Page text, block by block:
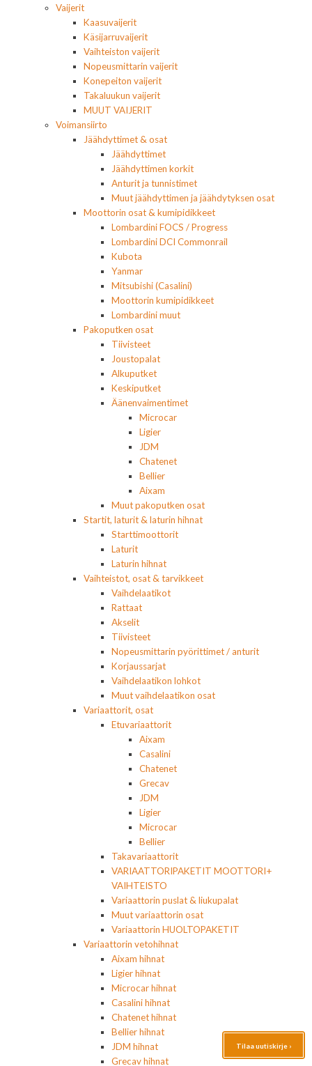
Vaijerit
Kaasuvaijerit
Käsijarruvaijerit
Vaihteiston vaijerit
Nopeusmittarin vaijerit
Konepeiton vaijerit
Takaluukun vaijerit
MUUT VAIJERIT
Voimansiirto
Jäähdyttimet & osat
Jäähdyttimet
Jäähdyttimen korkit
Anturit ja tunnistimet
Muut jäähdyttimen ja jäähdytyksen osat
Moottorin osat & kumipidikkeet
Lombardini FOCS / Progress
Lombardini DCI Commonrail
Kubota
Yanmar
Mitsubishi (Casalini)
Moottorin kumipidikkeet
Lombardini muut
Pakoputken osat
Tiivisteet
Joustopalat
Alkuputket
Keskiputket
Äänenvaimentimet
Microcar
Ligier
JDM
Chatenet
Bellier
Aixam
Muut pakoputken osat
Startit, laturit & laturin hihnat
Starttimoottorit
Laturit
Laturin hihnat
Vaihteistot, osat & tarvikkeet
Vaihdelaatikot
Rattaat
Akselit
Tiivisteet
Nopeusmittarin pyörittimet / anturit
Korjaussarjat
Vaihdelaatikon lohkot
Muut vaihdelaatikon osat
Variaattorit, osat
Etuvariaattorit
Aixam
Casalini
Chatenet
Grecav
JDM
Ligier
Microcar
Bellier
Takavariaattorit
VARIAATTORIPAKETIT MOOTTORI+
VAIHTEISTO
Variaattorin puslat & liukupalat
Muut variaattorin osat
Variaattorin HUOLTOPAKETIT
Variaattorin vetohihnat
Aixam hihnat
Ligier hihnat
Microcar hihnat
Casalini hihnat
Chatenet hihnat
Bellier hihnat
JDM hihnat
Grecav hihnat
Tilaa uutiskirje ›